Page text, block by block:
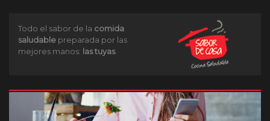
Todo el sabor de la comida
saludable preparada por las
mejores manos: las tuyas.